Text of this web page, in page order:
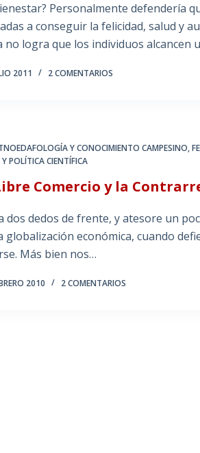
Personalmente defendería
a conseguir la felicidad, salud y
no logra que los individuos alcancen
2011 2 COMENTARIOS
Y CONOCIMIENTO CAMPESINO,
Y POLÍTICA CIENTÍFICA
Comercio y la
dos dedos de frente, y atesore un
globalización económica, cuando
Más bien nos…
2010 2 COMENTARIOS